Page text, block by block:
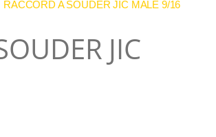
RACCORD A SOUDER JIC MALE 9/16
JIC